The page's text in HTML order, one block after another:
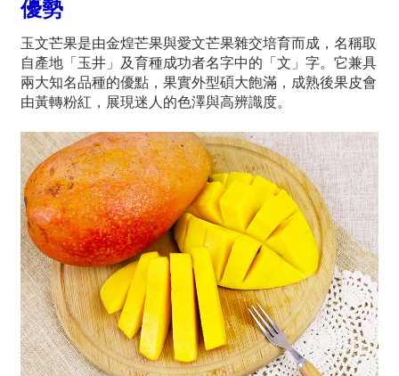
優勢
玉文芒果是由金煌芒果與愛文芒果雜交培育而成，名稱取
自產地「玉井」及育種成功者名字中的「文」字。它兼具
兩大知名品種的優點，果實外型碩大飽滿，成熟後果皮會
由黃轉粉紅，展現迷人的色澤與高辨識度。